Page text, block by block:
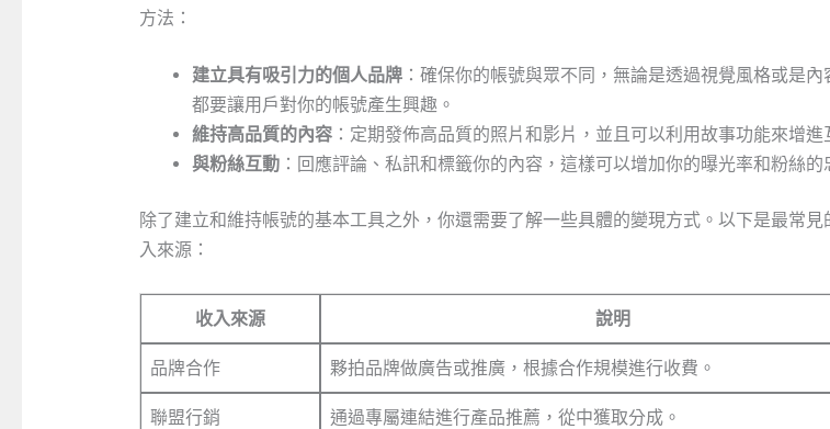
方法：
建立具有吸引力的個人品牌：確保你的帳號與眾不同，無論是透過視覺風格或是內
都要讓用戶對你的帳號產生興趣。
維持高品質的內容：定期發佈高品質的照片和影片，並且可以利用故事功能來增進
與粉絲互動：回應評論、私訊和標籤你的內容，這樣可以增加你的曝光率和粉絲的
除了建立和維持帳號的基本工具之外，你還需要了解一些具體的變現方式。以下是最常見
入來源：
收入來源 說明
品牌合作 夥拍品牌做廣告或推廣，根據合作規模進行收費。
聯盟行銷 通過專屬連結進行產品推薦，從中獲取分成。